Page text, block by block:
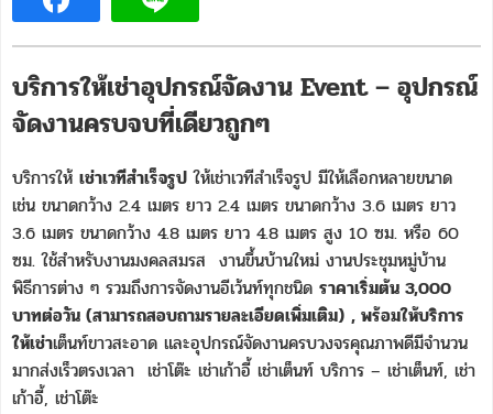
บริการให้เช่าอุปกรณ์จัดงาน Event – อุปกรณ์
จัดงานครบจบที่เดียวถูกๆ
บริการให้ เช่าเวทีสำเร็จรูป ให้เช่าเวทีสำเร็จรูป มีให้เลือกหลายขนาด
เช่น ขนาดกว้าง 2.4 เมตร ยาว 2.4 เมตร ขนาดกว้าง 3.6 เมตร ยาว
3.6 เมตร ขนาดกว้าง 4.8 เมตร ยาว 4.8 เมตร สูง 10 ซม. หรือ 60
ซม. ใช้สำหรับงานมงคลสมรส งานขึ้นบ้านใหม่ งานประชุมหมู่บ้าน
พิธีการต่าง ๆ รวมถึงการจัดงานอีเว้นท์ทุกชนิด ราคาเริ่มต้น 3,000
บาทต่อวัน (สามารถสอบถามรายละเอียดเพิ่มเติม) , พร้อมให้บริการ
ให้เช่าเต็นท์ขาวสะอาด และอุปกรณ์จัดงานครบวงจรคุณภาพดีมีจำนวน
มากส่งเร็วตรงเวลา เช่าโต๊ะ เช่าเก้าอี้ เช่าเต็นท์ บริการ – เช่าเต็นท์, เช่า
เก้าอี้, เช่าโต๊ะ